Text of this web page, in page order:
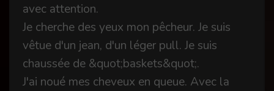
avec attention.
Je cherche des yeux mon pêcheur. Je suis
vêtue d'un jean, d'un léger pull. Je suis
chaussée de &quot;baskets&quot;.
J'ai noué mes cheveux en queue. Avec la